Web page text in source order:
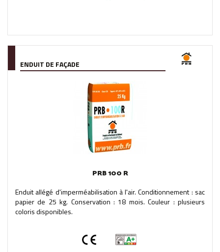
ENDUIT DE FAÇADE
PRB 100 R
Enduit allégé d'imperméabilisation à l'air. Conditionnement : sac
papier de 25 kg. Conservation : 18 mois. Couleur : plusieurs
coloris disponibles.